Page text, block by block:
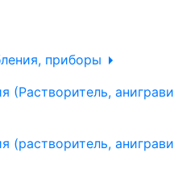
приборы
(Растворитель,
(растворитель,